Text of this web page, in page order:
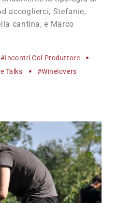
accoglierci, Stefanie,
cantina, e Marco
#incontri Col Produttore
Talks #winelovers